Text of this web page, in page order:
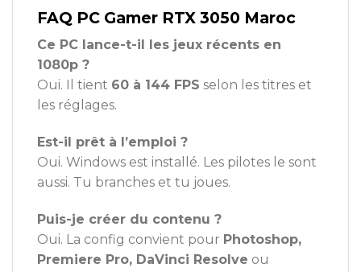
FAQ PC Gamer RTX 3050 Maroc
Ce PC lance-t-il les jeux récents en
1080p ?
Oui. Il tient 60 à 144 FPS selon les titres et
les réglages.
Est-il prêt à l’emploi ?
Oui. Windows est installé. Les pilotes le sont
aussi. Tu branches et tu joues.
Puis-je créer du contenu ?
Oui. La config convient pour Photoshop,
Premiere Pro, DaVinci Resolve ou